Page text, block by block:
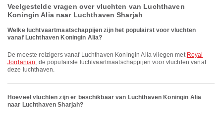
Veelgestelde vragen over vluchten van Luchthaven
Koningin Alia naar Luchthaven Sharjah
Welke luchtvaartmaatschappijen zijn het populairst voor vluchten
vanaf Luchthaven Koningin Alia?
De meeste reizigers vanaf Luchthaven Koningin Alia vliegen met Royal
Jordanian, de populairste luchtvaartmaatschappijen voor vluchten vanaf
deze luchthaven.
Hoeveel vluchten zijn er beschikbaar van Luchthaven Koningin Alia
naar Luchthaven Sharjah?